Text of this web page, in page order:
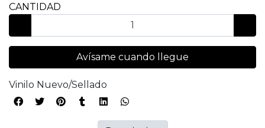
CANTIDAD
Avísame cuando llegue
Vinilo Nuevo/Sellado